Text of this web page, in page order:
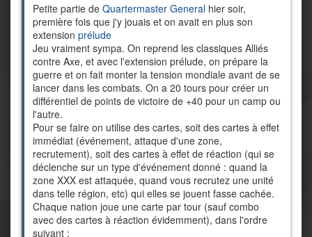
Petite partie de Quartermaster General hier soir,
première fois que j'y jouais et on avait en plus son
extension prélude
Jeu vraiment sympa. On reprend les classiques Alliés
contre Axe, et avec l'extension prélude, on prépare la
guerre et on fait monter la tension mondiale avant de se
lancer dans les combats. On a 20 tours pour créer un
différentiel de points de victoire de +40 pour un camp ou
l'autre.
Pour se faire on utilise des cartes, soit des cartes à effet
immédiat (événement, attaque d'une zone,
recrutement), soit des cartes à effet de réaction (qui se
déclenche sur un type d'événement donné : quand la
zone XXX est attaquée, quand vous recrutez une unité
dans telle région, etc) qui elles se jouent fasse cachée.
Chaque nation joue une carte par tour (sauf combo
avec des cartes à réaction évidemment), dans l'ordre
suivant :